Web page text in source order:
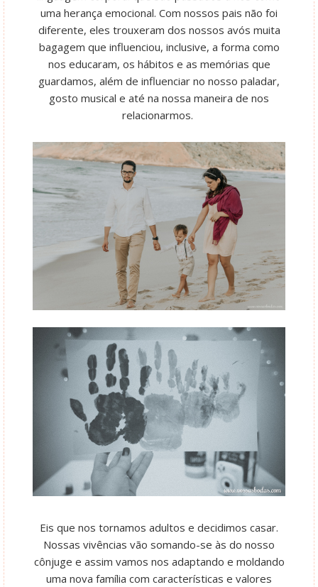
uma herança emocional. Com nossos pais não foi
diferente, eles trouxeram dos nossos avós muita
bagagem que influenciou, inclusive, a forma como
nos educaram, os hábitos e as memórias que
guardamos, além de influenciar no nosso paladar,
gosto musical e até na nossa maneira de nos
relacionarmos.
Eis que nos tornamos adultos e decidimos casar.
Nossas vivências vão somando-se às do nosso
cônjuge e assim vamos nos adaptando e moldando
uma nova família com características e valores